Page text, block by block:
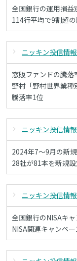
全国銀行の運用損益
114行平均で9割超
ニッキン投信情
窓販ファンドの騰落
野村「野村世界業
騰落率1位
ニッキン投信情
2024年7～9月の新
28社が81本を新規
ニッキン投信情
全国銀行のNISAキ
NISA関連キャンペ